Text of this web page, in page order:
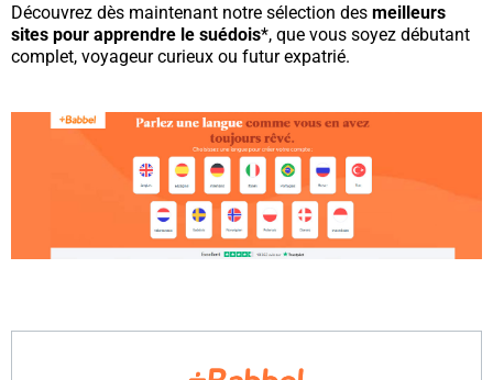
Découvrez dès maintenant notre sélection des meilleurs
sites pour apprendre le suédois*, que vous soyez débutant
complet, voyageur curieux ou futur expatrié.